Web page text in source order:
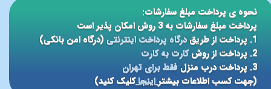
نحوه ی پرداخت مبلغ سفارشات:
پرداخت مبلغ سفارشات به 3 روش امکان پذیر است
1. پرداخت از طریق
درگاه پرداخت اینترنتی(درگاه امن بانکی)
2. پرداخت از روش
کارت به کارت
3. پرداخت درب منزل
فقط برای تهران
(جهت کسب اطلاعات بیشتر اینجاکلیک کنید)